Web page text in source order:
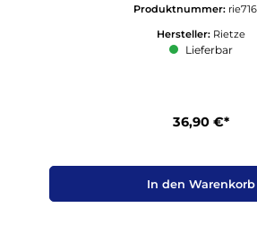
Produktnummer:
Hersteller: Rietze
Lieferbar
36,90 €*
In den Warenkorb